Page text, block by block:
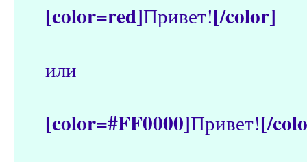
[color=red]Привет![/color]
или
[color=#FF0000]Привет![/